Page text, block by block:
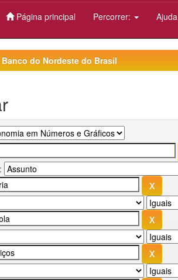
Página principal Percorrer: Ajuda
Banco do Nordeste do Brasil